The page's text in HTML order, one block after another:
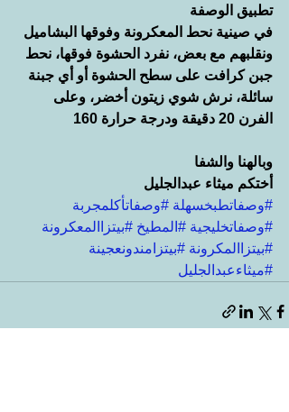
تطبيق الوصفة
في صينية نحط المعكرونة وفوقها البشاميل
ونقلبهم مع بعض، نفرد الحشوة فوقها، نحط
جبن كرافت على سطح الحشوة أو أي جبنة
سائلة، نرش شوي زيتون أخضر، وعلى
الفرن 20 دقيقة ودرجة حرارة 160
وبالهنا والشفا
أختكم ميثاء عبدالجليل
#وصفاتطبخسهلة #وصفاتأكلمجربة
#وصفاتخليجية #المطيخ #بيتزاالمعكرونة
#بيتزاالمكرونة #بيتزامندونعجينة
#ميثاءعبدالجليل